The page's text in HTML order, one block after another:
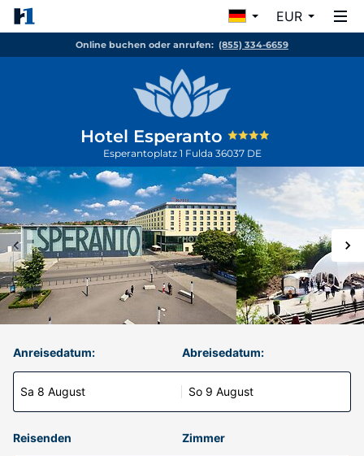
EUR
Online buchen oder anrufen: (855) 334-6659
Hotel Esperanto
Esperantoplatz 1 Fulda 36037 DE
Anreisedatum:
Sa 8 August
Abreisedatum:
So 9 August
Reisenden Zimmer